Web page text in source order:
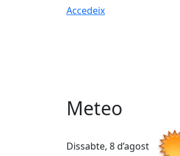
Accedeix
Meteo
Dissabte, 8 d’agost